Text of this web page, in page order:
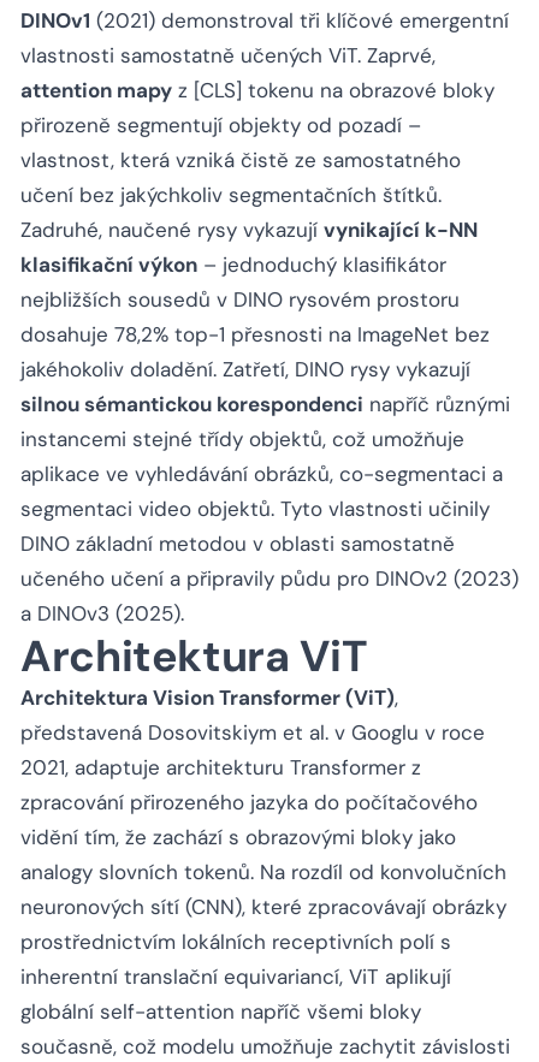
DINOv1 (2021) demonstroval tři klíčové emergentní
vlastnosti samostatně učených ViT. Zaprvé,
attention mapy z [CLS] tokenu na obrazové bloky
přirozeně segmentují objekty od pozadí –
vlastnost, která vzniká čistě ze samostatného
učení bez jakýchkoliv segmentačních štítků.
Zadruhé, naučené rysy vykazují vynikající k-NN
klasifikační výkon – jednoduchý klasifikátor
nejbližších sousedů v DINO rysovém prostoru
dosahuje 78,2% top-1 přesnosti na ImageNet bez
jakéhokoliv doladění. Zatřetí, DINO rysy vykazují
silnou sémantickou korespondenci napříč různými
instancemi stejné třídy objektů, což umožňuje
aplikace ve vyhledávání obrázků, co-segmentaci a
segmentaci video objektů. Tyto vlastnosti učinily
DINO základní metodou v oblasti samostatně
učeného učení a připravily půdu pro DINOv2 (2023)
a DINOv3 (2025).
Architektura ViT
Architektura Vision Transformer (ViT),
představená Dosovitskiym et al. v Googlu v roce
2021, adaptuje architekturu Transformer z
zpracování přirozeného jazyka do počítačového
vidění tím, že zachází s obrazovými bloky jako
analogy slovních tokenů. Na rozdíl od konvolučních
neuronových sítí (CNN), které zpracovávají obrázky
prostřednictvím lokálních receptivních polí s
inherentní translační equivariancí, ViT aplikují
globální self-attention napříč všemi bloky
současně, což modelu umožňuje zachytit závislosti